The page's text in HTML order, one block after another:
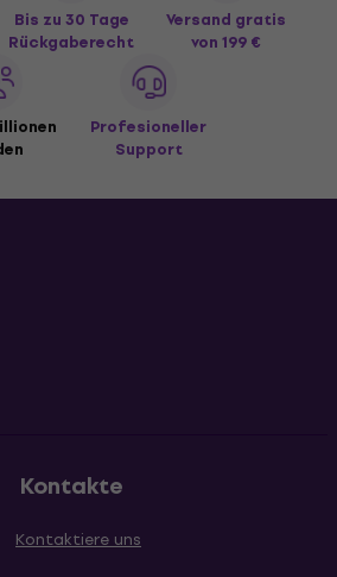
Bis zu 30 Tage
Rückgaberecht
Versand gratis
von 199 €
Profesioneller
Support
Kontakte
Kontaktiere uns